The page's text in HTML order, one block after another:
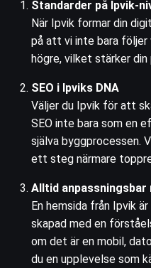
Standarder på Ipvik-
När Ipvik formar din
på att vi inte bara följer
högre, vilket stärker din
SEO i Ipviks DNA
Väljer du Ipvik för att
SEO inte bara som en
själva byggprocessen.
ett steg närmare
Alltid anpassningsbar
En hemsida från Ipvik
skapad med en
om det är en mobil,
du en upplevelse som